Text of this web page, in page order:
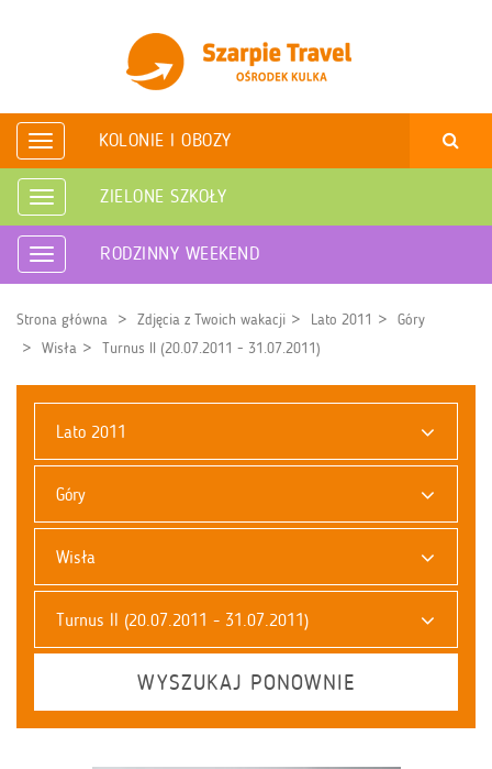
Rozwiń
nawigację
KOLONIE I OBOZY
Rozwiń
nawigację
ZIELONE SZKOŁY
Rozwiń
nawigację
RODZINNY WEEKEND
Strona główna Zdjęcia z Twoich wakacji Lato 2011
Góry
Wisła
Turnus II (20.07.2011 - 31.07.2011)
Lato 2011
Góry
Wisła
Turnus II (20.07.2011 - 31.07.2011)
WYSZUKAJ PONOWNIE